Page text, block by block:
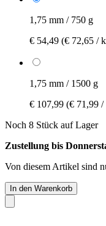
1,75 mm / 750 g
€ 54,49 (€ 72,65 /
1,75 mm / 1500 g
€ 107,99 (€ 71,99 /
Noch 8 Stück auf Lager
Zustellung bis
Von diesem Artikel sind
In den Warenkorb